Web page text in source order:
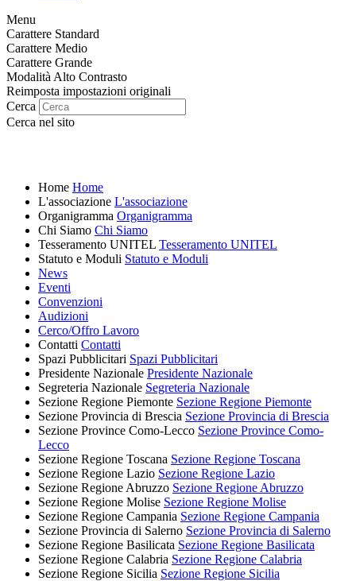
Menu
Carattere Standard
Carattere Medio
Carattere Grande
Modalità Alto Contrasto
Reimposta impostazioni originali
Cerca
Cerca nel sito
Home Home
L'associazione L'associazione
Organigramma Organigramma
Chi Siamo Chi Siamo
Tesseramento UNITEL Tesseramento UNITEL
Statuto e Moduli Statuto e Moduli
News
Eventi
Convenzioni
Audizioni
Cerco/Offro Lavoro
Contatti Contatti
Spazi Pubblicitari Spazi Pubblicitari
Presidente Nazionale Presidente Nazionale
Segreteria Nazionale Segreteria Nazionale
Sezione Regione Piemonte Sezione Regione Piemonte
Sezione Provincia di Brescia Sezione Provincia di Brescia
Sezione Province Como-Lecco Sezione Province Como-
Lecco
Sezione Regione Toscana Sezione Regione Toscana
Sezione Regione Lazio Sezione Regione Lazio
Sezione Regione Abruzzo Sezione Regione Abruzzo
Sezione Regione Molise Sezione Regione Molise
Sezione Regione Campania Sezione Regione Campania
Sezione Provincia di Salerno Sezione Provincia di Salerno
Sezione Regione Basilicata Sezione Regione Basilicata
Sezione Regione Calabria Sezione Regione Calabria
Sezione Regione Sicilia Sezione Regione Sicilia